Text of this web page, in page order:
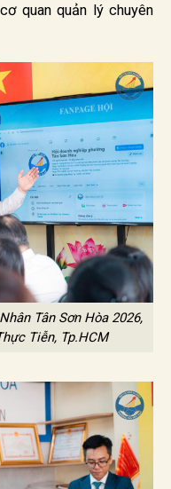
quan quản lý chuyên
Sơn Hòa 2026,
Tiễn, Tp.HCM